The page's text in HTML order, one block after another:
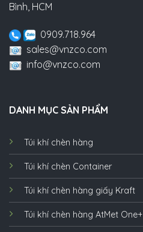
Bình, HCM
0909.718.964
sales@vnzco.com
info@vnzco.com
DANH MỤC SẢN PHẨM
Túi khí chèn hàng
Túi khí chèn Container
Túi khí chèn hàng giấy Kraft
Túi khí chèn hàng AtMet One+